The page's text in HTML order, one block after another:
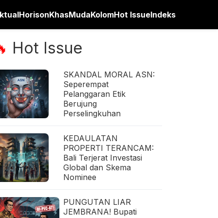
HorisonKhasMudaKolomHot IssueIndeks
Hot Issue
SKANDAL MORAL ASN:
Seperempat
Pelanggaran Etik
Berujung
Perselingkuhan
KEDAULATAN
PROPERTI TERANCAM:
Bali Terjerat Investasi
Global dan Skema
Nominee
PUNGUTAN LIAR
JEMBRANA! Bupati